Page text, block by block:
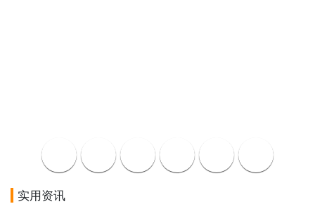
实用资讯